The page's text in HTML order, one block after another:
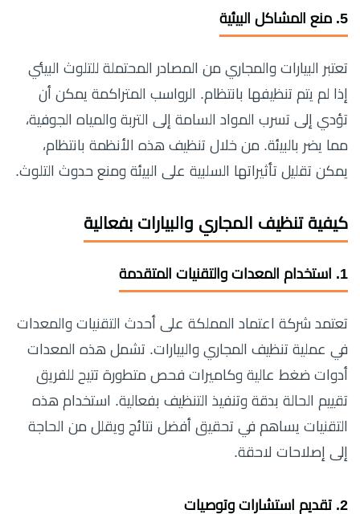
5. منع المشاكل البيئية
تعتبر البيارات والمجاري من المصادر المحتملة للتلوث البيئي
إذا لم يتم تنظيفها بانتظام. الرواسب المتراكمة يمكن أن
تؤدي إلى تسرب المواد السامة إلى التربة والمياه الجوفية،
مما يضر بالبيئة. من خلال تنظيف هذه الأنظمة بانتظام،
يمكن تقليل تأثيراتها السلبية على البيئة ومنع حدوث التلوث.
كيفية تنظيف المجاري والبيارات بفعالية
1. استخدام المعدات والتقنيات المتقدمة
تعتمد شركة اعتماد المملكة على أحدث التقنيات والمعدات
في عملية تنظيف المجاري والبيارات. تشمل هذه المعدات
أدوات ضغط عالية وكاميرات فحص متطورة تتيح للفريق
تقييم الحالة بدقة وتنفيذ التنظيف بفعالية. استخدام هذه
التقنيات يساهم في تحقيق أفضل نتائج ويقلل من الحاجة
إلى إصلاحات لاحقة.
2. تقديم استشارات وتوصيات